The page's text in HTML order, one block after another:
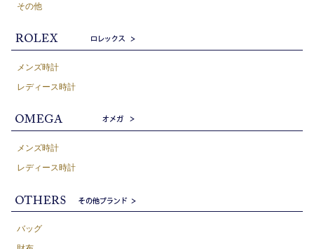
その他
メンズ時計
レディース時計
メンズ時計
レディース時計
バッグ